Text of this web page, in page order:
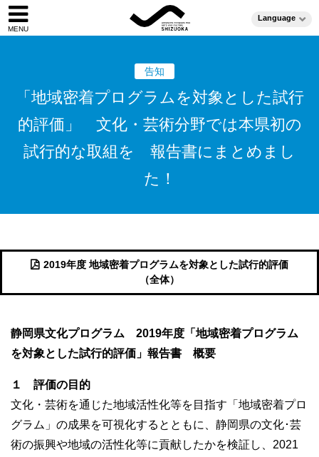
Language
告知
「地域密着プログラムを対象とした試行
的評価」 ⽂化・芸術分野では本県初の
試⾏的な取組を 報告書にまとめまし
た！
2019年度 地域密着プログラムを対象とした試行的評価
（全体）
静岡県文化プログラム 2019年度「地域密着プログラム
を対象とした試行的評価」報告書 概要
１ 評価の目的
文化・芸術を通じた地域活性化等を目指す「地域密着プロ
グラム」の成果を可視化するとともに、静岡県の文化･芸
術の振興や地域の活性化等に貢献したかを検証し、2021